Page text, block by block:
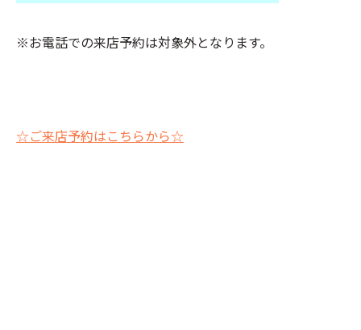
※お電話での来店予約は対象外となります。
☆ご来店予約はこちらから☆